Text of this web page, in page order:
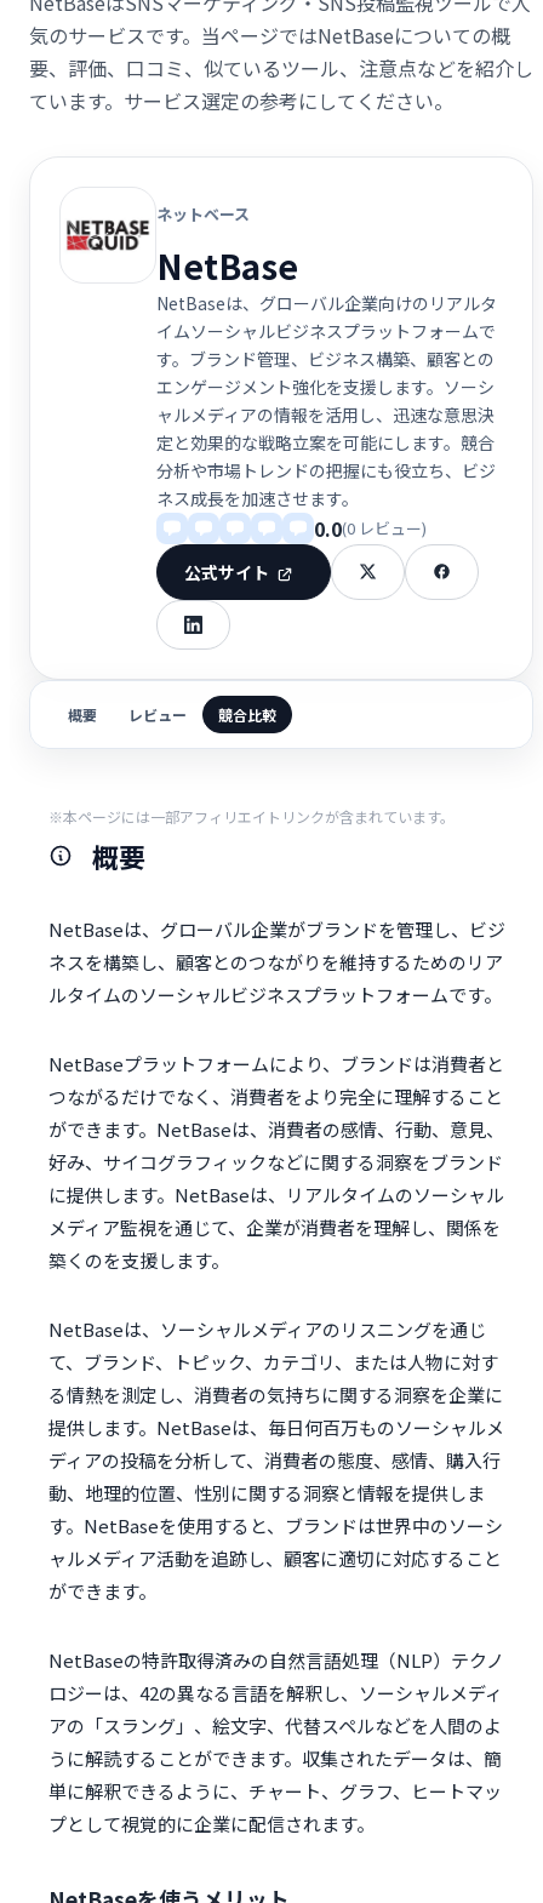
気のサービスです。当ページではNetBaseについての概
要、評価、口コミ、似ているツール、注意点などを紹介し
ています。サービス選定の参考にしてください。
ネットベース
NetBase
NetBaseは、グローバル企業向けのリアルタ
イムソーシャルビジネスプラットフォームで
す。ブランド管理、ビジネス構築、顧客との
エンゲージメント強化を支援します。ソーシ
ャルメディアの情報を活用し、迅速な意思決
定と効果的な戦略立案を可能にします。競合
分析や市場トレンドの把握にも役立ち、ビジ
ネス成長を加速させます。
0.0(0 レビュー)
公式サイト
概要 レビュー 競合比較
※本ページには一部アフィリエイトリンクが含まれています。
概要
NetBaseは、グローバル企業がブランドを管理し、ビジ
ネスを構築し、顧客とのつながりを維持するためのリア
ルタイムのソーシャルビジネスプラットフォームです。
NetBaseプラットフォームにより、ブランドは消費者と
つながるだけでなく、消費者をより完全に理解すること
ができます。NetBaseは、消費者の感情、行動、意見、
好み、サイコグラフィックなどに関する洞察をブランド
に提供します。NetBaseは、リアルタイムのソーシャル
メディア監視を通じて、企業が消費者を理解し、関係を
築くのを支援します。
NetBaseは、ソーシャルメディアのリスニングを通じ
て、ブランド、トピック、カテゴリ、または人物に対す
る情熱を測定し、消費者の気持ちに関する洞察を企業に
提供します。NetBaseは、毎日何百万ものソーシャルメ
ディアの投稿を分析して、消費者の態度、感情、購入行
動、地理的位置、性別に関する洞察と情報を提供しま
す。NetBaseを使用すると、ブランドは世界中のソーシ
ャルメディア活動を追跡し、顧客に適切に対応すること
ができます。
NetBaseの特許取得済みの自然言語処理（NLP）テクノ
ロジーは、42の異なる言語を解釈し、ソーシャルメディ
アの「スラング」、絵文字、代替スペルなどを人間のよ
うに解読することができます。収集されたデータは、簡
単に解釈できるように、チャート、グラフ、ヒートマッ
プとして視覚的に企業に配信されます。